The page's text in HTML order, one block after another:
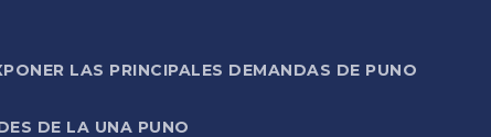
LAS PRINCIPALES DEMANDAS DE PUNO
DE LA UNA PUNO